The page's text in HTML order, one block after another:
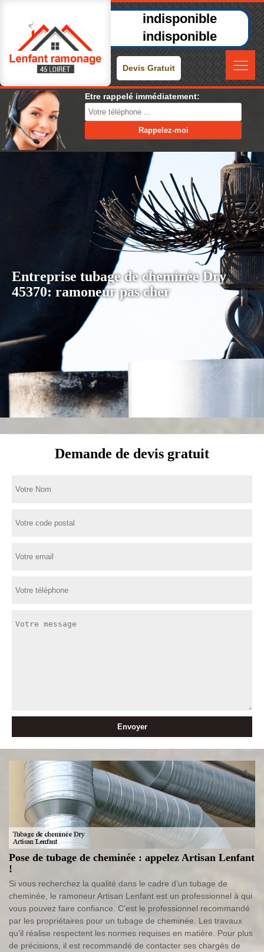
indisponible
indisponible
Devis Gratuit
Etre rappelé immédiatement:
Entreprise tubage de cheminée Dry
45370: ramoneur pas cher
Demande de devis gratuit
Pose de tubage de cheminée : appelez Artisan Lenfant
!
Si vous recherchez la qualité dans le cadre d’un tubage de
cheminée, le ramoneur Artisan Lenfant est un professionnel à qui
vous pouvez faire confiance. C’est le professionnel recommandé
par les propriétaires pour un tubage de cheminée. Les travaux
qu’il réalise respectent les normes requises en matière. Pour plus
de précisions, il est recommandé de contacter ses chargés de